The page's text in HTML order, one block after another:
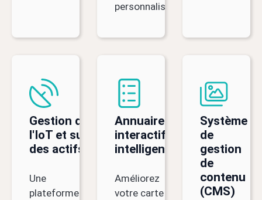
personnalisables.
Gestion de
l'IoT et suivi
des actifs
Une
plateforme
Annuaires
interactifs
intelligents
Améliorez
votre carte
Système
de
gestion
de
contenu
(CMS)